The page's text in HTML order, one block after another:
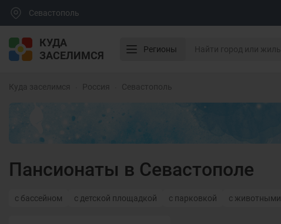
Севастополь
КУДА
ЗАСЕЛИМСЯ
Регионы
Куда заселимся Россия Севастополь
Пансионаты в Севастополе
с бассейном с детской площадкой с парковкой с животными